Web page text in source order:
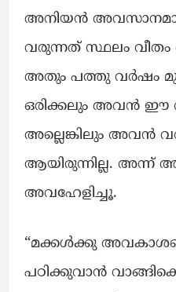
അനിയൻ
വരുന്നത് സ്ഥലം
അതും പത്തു വർഷം
ഒരിക്കലും അവൻ ഈ
അല്ലെങ്കിലും അവൻ
ആയിരുന്നില്ല.
അവഹേളിച്ചൂ.
“മക്കൾക്കു
പഠിക്കുവാൻ